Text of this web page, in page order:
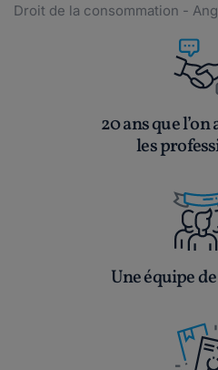
Droit de la consommation -
20 ans que
les
Une équipe